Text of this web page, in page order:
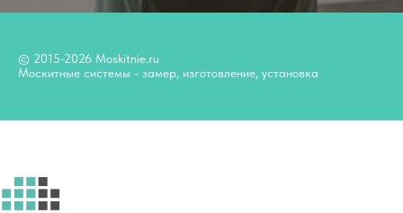
© 2015-2026 Moskitnie.ru
Москитные системы - замер, изготовление, установка